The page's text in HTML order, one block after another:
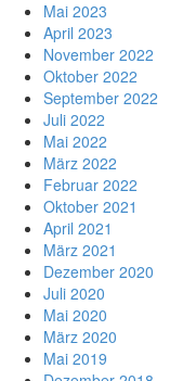
Mai 2023
April 2023
November 2022
Oktober 2022
September 2022
Juli 2022
Mai 2022
März 2022
Februar 2022
Oktober 2021
April 2021
März 2021
Dezember 2020
Juli 2020
Mai 2020
März 2020
Mai 2019